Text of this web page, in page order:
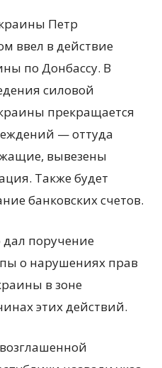
Петр
ввел в действие
по Донбассу. В
силовой
прекращается
— оттуда
вывезены
Также будет
банковских счетов.
поручение
о нарушениях прав
в зоне
этих действий.